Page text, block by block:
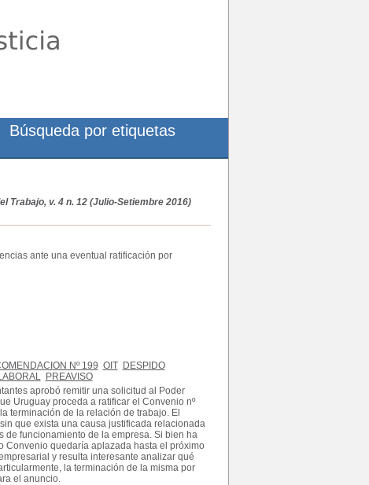
Trabajo, v. 4 n. 12 (Julio-Setiembre 2016)
ante una eventual ratificación por
Nº 199 OIT
DESPIDO
PREAVISO
aprobó remitir una solicitud al Poder
Uruguay proceda a ratificar el Convenio nº
terminación de la relación de trabajo. El
que exista una causa justificada relacionada
funcionamiento de la empresa. Si bien ha
Convenio quedaría aplazada hasta el próximo
y resulta interesante analizar qué
la terminación de la misma por
el anuncio.
Búsqueda por etiquetas